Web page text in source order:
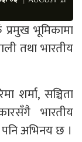
भूमिकामा
तथा भारतीय
शर्मा, सञ्चिता
भारतीय
अभिनय छ ।